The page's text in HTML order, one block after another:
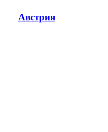
Австрия